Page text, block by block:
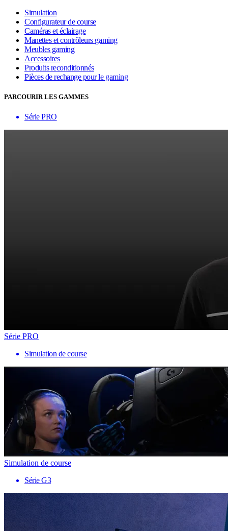
Simulation
Configurateur de course
Caméras et éclairage
Manettes et contrôleurs gaming
Meubles gaming
Accessoires
Produits reconditionnés
Pièces de rechange pour le gaming
PARCOURIR LES GAMMES
Série PRO
Série PRO
Simulation de course
Simulation de course
Série G3